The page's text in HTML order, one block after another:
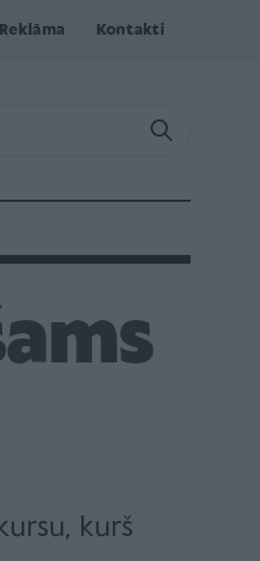
Reklāma Kontakti
kurš